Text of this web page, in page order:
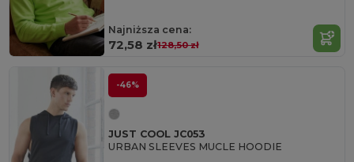
Najniższa cena:
72,58 zł128,50 zł
-46%
JUST COOL JC053
URBAN SLEEVES MUCLE HOODIE